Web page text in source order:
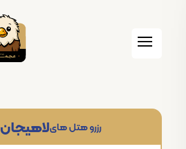
لاهیجانرزرو هتل های